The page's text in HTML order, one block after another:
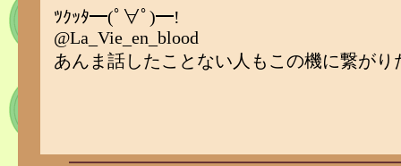
ﾂｸｯﾀ━(ﾟ∀ﾟ)━!
@La_Vie_en_blood
あんま話したことない人もこの機に繋がり